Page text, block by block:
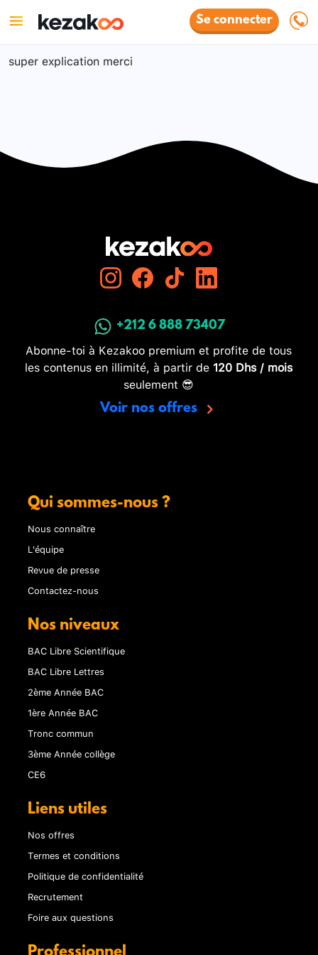
Se connecter
super explication merci
+212 6 888 73407
Abonne-toi à Kezakoo premium et profite de tous
les contenus en illimité, à partir de 120 Dhs / mois
seulement 😎
Voir nos offres
Qui sommes-nous ?
Nous connaître
L'équipe
Revue de presse
Contactez-nous
Nos niveaux
BAC Libre Scientifique
BAC Libre Lettres
2ème Année BAC
1ère Année BAC
Tronc commun
3ème Année collège
CE6
Liens utiles
Nos offres
Termes et conditions
Politique de confidentialité
Recrutement
Foire aux questions